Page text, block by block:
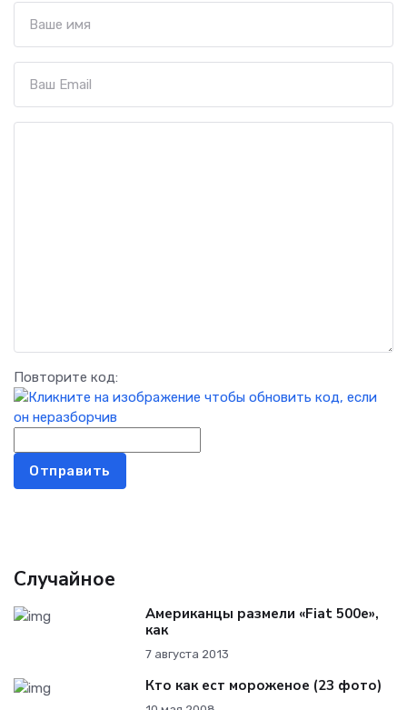
Повторите код:
Отправить
Случайное
Американцы размели «Fiat 500e»,
как
7 августа 2013
Кто как ест мороженое (23 фото)